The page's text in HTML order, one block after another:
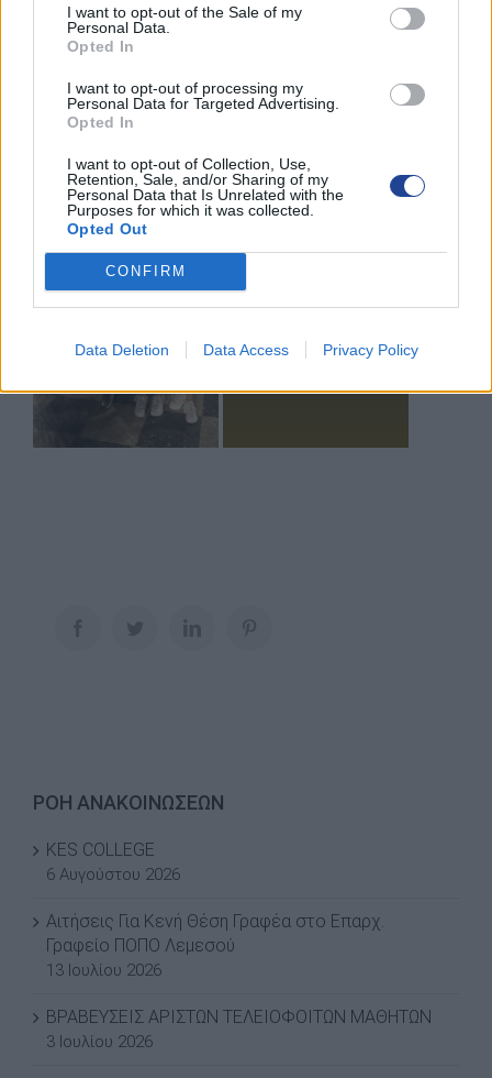
I want to opt-out of the Sale of my
Personal Data.
Opted In
I want to opt-out of processing my
Personal Data for Targeted Advertising.
Opted In
I want to opt-out of Collection, Use,
Retention, Sale, and/or Sharing of my
Personal Data that Is Unrelated with the
Purposes for which it was collected.
Opted Out
CONFIRM
Data Deletion Data Access Privacy Policy
ΡΟΗ ΑΝΑΚΟΙΝΩΣΕΩΝ
KES COLLEGE
6 Αυγούστου 2026
Αιτήσεις Για Κενή Θέση Γραφέα στο Επαρχ.
Γραφείο ΠΟΠΟ Λεμεσού
13 Ιουλίου 2026
ΒΡΑΒΕΥΣΕΙΣ ΑΡΙΣΤΩΝ ΤΕΛΕΙΟΦΟΙΤΩΝ ΜΑΘΗΤΩΝ
3 Ιουλίου 2026